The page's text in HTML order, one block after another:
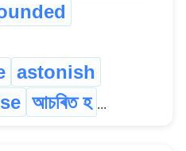
astonish
আচৰিত হ ...